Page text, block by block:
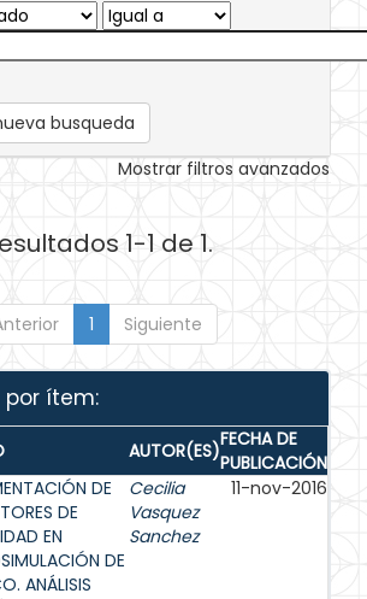
busqueda
Mostrar filtros avanzados
1-1 de 1.
1 Siguiente
por ítem:
AUTOR(ES)FECHA DE
PUBLICACIÓN
DE
DE
EN
DE
ANÁLISIS
Cecilia
Vasquez
Sanchez
11-nov-2016